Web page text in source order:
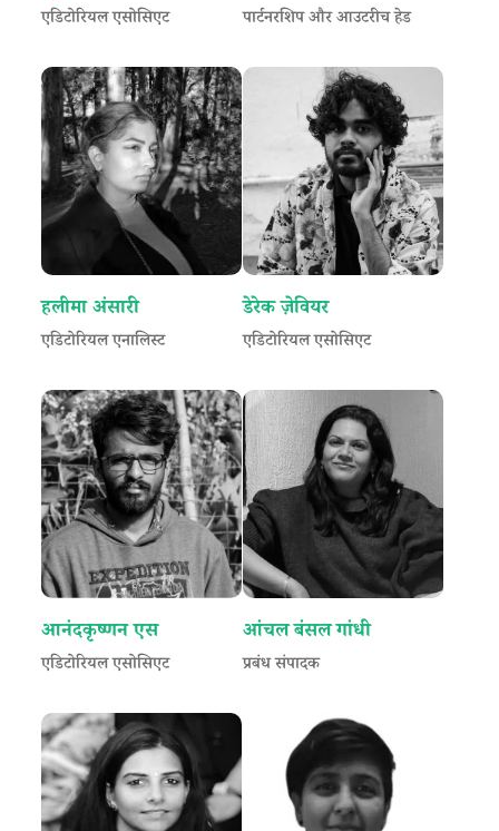
एडिटोरियल एसोसिएट पार्टनरशिप और आउटरीच हेड
हलीमा अंसारी
एडिटोरियल एनालिस्ट
डेरेक ज़ेवियर
एडिटोरियल एसोसिएट
आनंदकृष्णन एस
एडिटोरियल एसोसिएट
आंचल बंसल गांधी
प्रबंध संपादक